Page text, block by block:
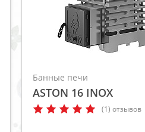
Банные печи
ASTON 16 INOX
(1) отзывов